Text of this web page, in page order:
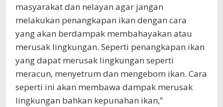
masyarakat dan nelayan agar jangan
melakukan penangkapan ikan dengan cara
yang akan berdampak membahayakan atau
merusak lingkungan. Seperti penangkapan ikan
yang dapat merusak lingkungan seperti
meracun, menyetrum dan mengebom ikan. Cara
seperti ini akan membawa dampak merusak
lingkungan bahkan kepunahan ikan,”